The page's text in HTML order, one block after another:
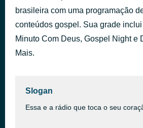
brasileira com uma programação
conteúdos gospel. Sua grade
Minuto Com Deus, Gospel Night e
Mais.
Slogan
Essa e a rádio que toca o seu